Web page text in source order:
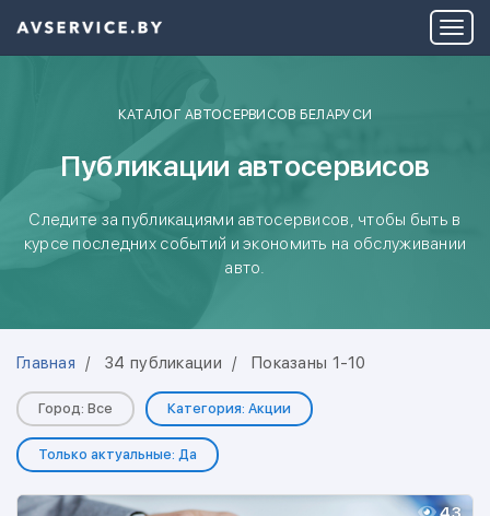
КАТАЛОГ АВТОСЕРВИСОВ БЕЛАРУСИ
Публикации автосервисов
Следите за публикациями автосервисов, чтобы быть в
курсе последних событий и экономить на обслуживании
авто.
Главная 34 публикации Показаны 1-10
Город: Все Категория: Акции
Только актуальные: Да